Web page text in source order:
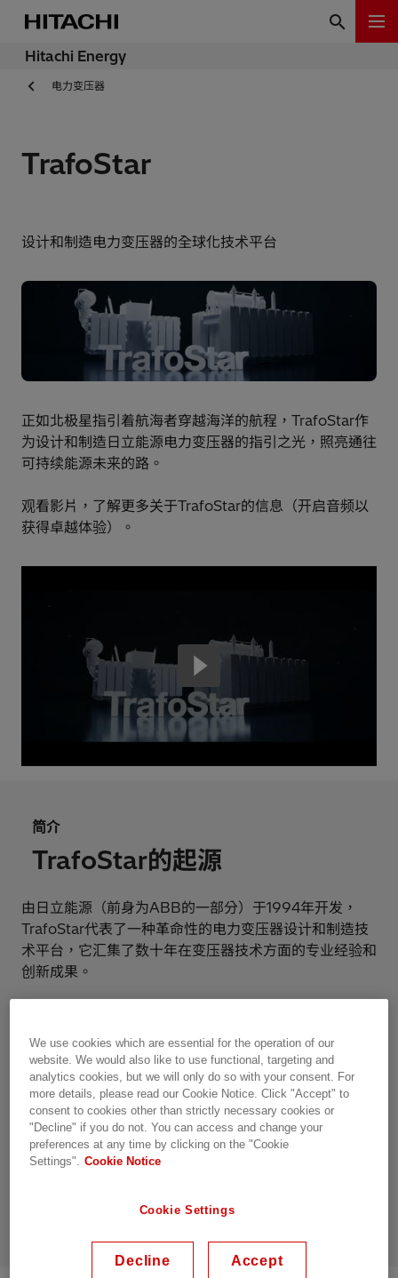
Hitachi Energy
电力变压器
TrafoStar
设计和制造电力变压器的全球化技术平台
正如北极星指引着航海者穿越海洋的航程，TrafoStar作
为设计和制造日立能源电力变压器的指引之光，照亮通往
可持续能源未来的路。
观看影片，了解更多关于TrafoStar的信息（开启音频以
获得卓越体验）。
简介
TrafoStar的起源
由日立能源（前身为ABB的一部分）于1994年开发，
TrafoStar代表了一种革命性的电力变压器设计和制造技
术平台，它汇集了数十年在变压器技术方面的专业经验和
创新成果。
Boveri、Ansaldo、Strömberg、GE和Westinghouse
等公司的丰富传统，TrafoStar利用了日立能源收购的各
个实体的卓越实践和技术进步，确保了一个标准化和全球
优化的制造流程。
建立在这些经过验证的工程原理和标准化制造流程的基础
上，TrafoStar通过为可靠性、效率和性能设定新的标
We use cookies which are essential for the operation of our
website. We would also like to use functional, targeting and
analytics cookies, but we will only do so with your consent. For
more details, please read our Cookie Notice. Click "Accept" to
consent to cookies other than strictly necessary cookies or
"Decline" if you do not. You can access and change your
preferences at any time by clicking on the "Cookie
Settings". Cookie Notice
Cookie Settings
Decline Accept